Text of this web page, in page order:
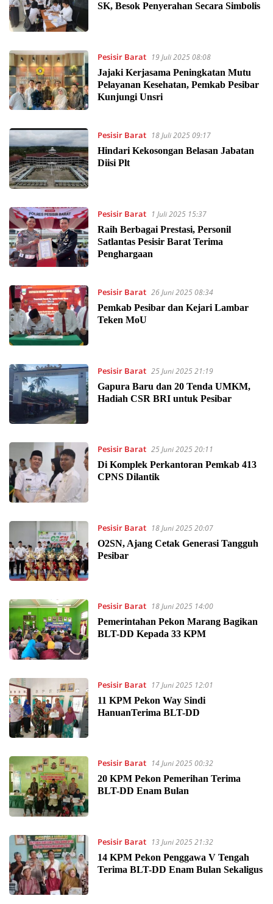
SK, Besok Penyerahan Secara Simbolis
Pesisir Barat
19 Juli 2025 08:08
Jajaki Kerjasama Peningkatan Mutu
Pelayanan Kesehatan, Pemkab Pesibar
Kunjungi Unsri
Pesisir Barat
18 Juli 2025 09:17
Hindari Kekosongan Belasan Jabatan
Diisi Plt
Pesisir Barat
1 Juli 2025 15:37
Raih Berbagai Prestasi, Personil
Satlantas Pesisir Barat Terima
Penghargaan
Pesisir Barat 26 Juni 2025 08:34
Pemkab Pesibar dan Kejari Lambar
Teken MoU
Pesisir Barat 25 Juni 2025 21:19
Gapura Baru dan 20 Tenda UMKM,
Hadiah CSR BRI untuk Pesibar
Pesisir Barat 25 Juni 2025 20:11
Di Komplek Perkantoran Pemkab 413
CPNS Dilantik
Pesisir Barat
18 Juni 2025 20:07
O2SN, Ajang Cetak Generasi Tangguh
Pesibar
Pesisir Barat
18 Juni 2025 14:00
Pemerintahan Pekon Marang Bagikan
BLT-DD Kepada 33 KPM
Pesisir Barat
17 Juni 2025 12:01
11 KPM Pekon Way Sindi
HanuanTerima BLT-DD
Pesisir Barat
14 Juni 2025 00:32
20 KPM Pekon Pemerihan Terima
BLT-DD Enam Bulan
Pesisir Barat
13 Juni 2025 21:32
14 KPM Pekon Penggawa V Tengah
Terima BLT-DD Enam Bulan Sekaligus